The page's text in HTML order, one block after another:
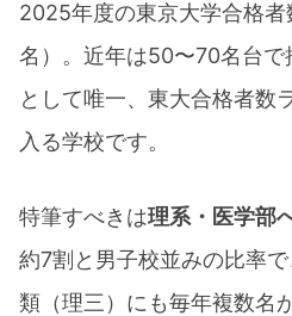
2025年度の東京大学合格者
名）。近年は50〜70名台で
として唯一、東大合格者数
入る学校です。​
特筆すべきは理系・医学部
約7割と男子校並みの比率
類（理三）にも毎年複数名